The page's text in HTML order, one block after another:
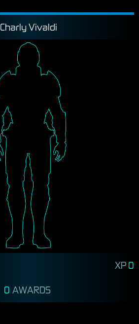
Charly Vivaldi
XP 0
0